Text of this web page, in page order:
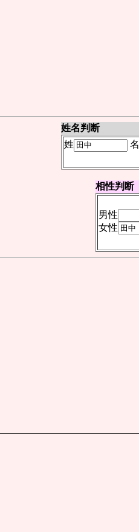
姓名判断
姓
名
相性判断
男性
女性